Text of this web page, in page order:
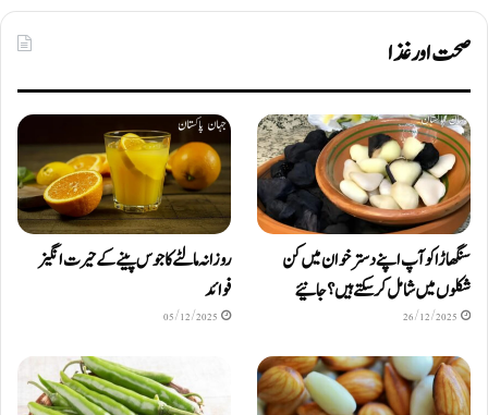
صحت اور غذا
سنگھاڑا کو آپ اپنے دستر خوان میں کن
شکلوں میں شامل کرسکتے ہیں ؟ جانیئے
26/12/2025
روزانہ مالٹے کا جوس پینے کے حیرت انگیز
فوائد
05/12/2025